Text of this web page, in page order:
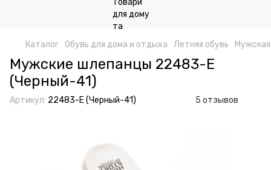
Каталог Обувь для дома и отдыха Летняя обувь
Мужские шлепанцы 22483-E
(Черный-41)
Артикул: 22483-E (Черный-41) 5 отзывов